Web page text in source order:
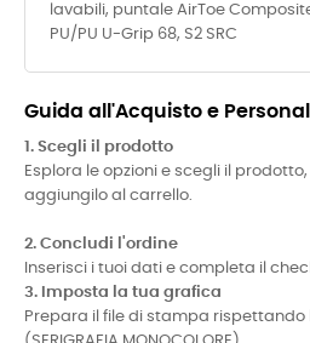
lavabili, puntale AirToe
PU/PU U-Grip 68, S2 SRC
Guida all'Acquisto e
1. Scegli il prodotto
Esplora le opzioni e scegli il
aggiungilo al carrello.
2. Concludi l'ordine
Inserisci i tuoi dati e completa il
3. Imposta la tua grafica
Prepara il file di stampa